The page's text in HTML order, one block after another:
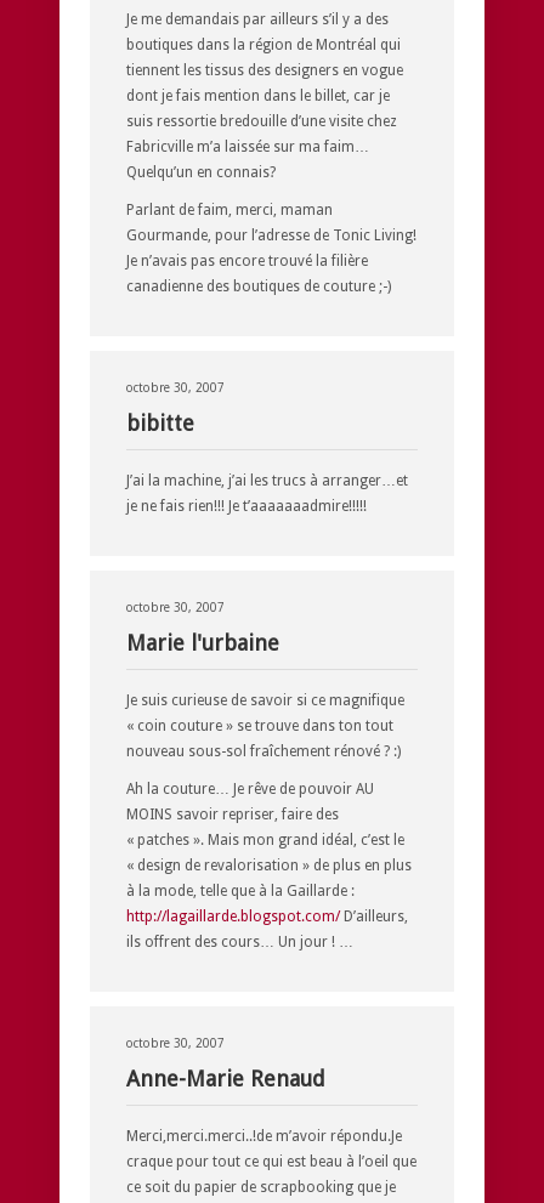
Je me demandais par ailleurs s’il y a des
boutiques dans la région de Montréal qui
tiennent les tissus des designers en vogue
dont je fais mention dans le billet, car je
suis ressortie bredouille d’une visite chez
Fabricville m’a laissée sur ma faim…
Quelqu’un en connais?
Parlant de faim, merci, maman
Gourmande, pour l’adresse de Tonic Living!
Je n’avais pas encore trouvé la filière
canadienne des boutiques de couture ;-)
octobre 30, 2007
bibitte
J’ai la machine, j’ai les trucs à arranger…et
je ne fais rien!!! Je t’aaaaaaadmire!!!!!
octobre 30, 2007
Marie l'urbaine
Je suis curieuse de savoir si ce magnifique
« coin couture » se trouve dans ton tout
nouveau sous-sol fraîchement rénové ? :)
Ah la couture… Je rêve de pouvoir AU
MOINS savoir repriser, faire des
« patches ». Mais mon grand idéal, c’est le
« design de revalorisation » de plus en plus
à la mode, telle que à la Gaillarde :
http://lagaillarde.blogspot.com/D’ailleurs,
ils offrent des cours… Un jour ! …
octobre 30, 2007
Anne-Marie Renaud
Merci,merci.merci..!de m’avoir répondu.Je
craque pour tout ce qui est beau à l’oeil que
ce soit du papier de scrapbooking que je